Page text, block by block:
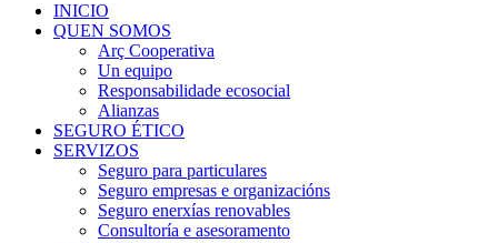
INICIO
QUEN SOMOS
Arç Cooperativa
Un equipo
Responsabilidade ecosocial
Alianzas
SEGURO ÉTICO
SERVIZOS
Seguro para particulares
Seguro empresas e organizacións
Seguro enerxías renovables
Consultoría e asesoramento